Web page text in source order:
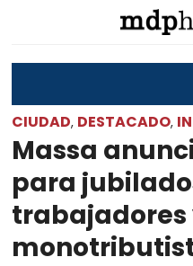
CIUDAD, DESTACADO,
Massa
para
trabajadores